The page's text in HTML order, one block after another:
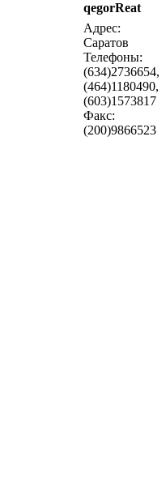
qegorReat
Адрес:
Саратов
Телефоны:
(634)2736654,
(464)1180490,
(603)1573817
Факс:
(200)9866523